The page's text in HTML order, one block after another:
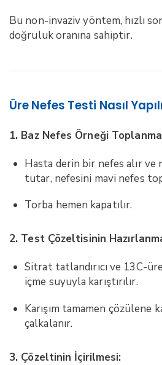
Bu non-invaziv yöntem, hızlı
doğruluk oranına sahiptir.
Üre Nefes Testi Nasıl
1. Baz Nefes Örneği
Hasta derin bir nefes alır ve
tutar, nefesini mavi nefes
Torba hemen kapatılır.
2. Test Çözeltisinin
Sitrat tatlandırıcı ve 13C-
içme suyuyla karıştırılır.
Karışım tamamen çözülene
çalkalanır.
3. Çözeltinin İçirilmesi: